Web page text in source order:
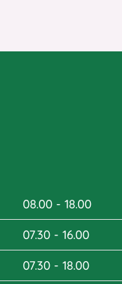
08.00 - 18.00
07.30 - 16.00
07.30 - 18.00